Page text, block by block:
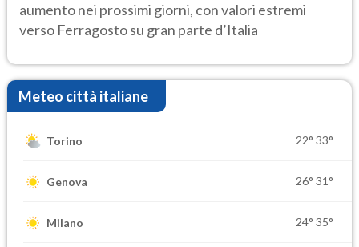
aumento nei prossimi giorni, con valori estremi
verso Ferragosto su gran parte d’Italia
Meteo città italiane
Torino 22° 33°
Genova 26° 31°
Milano 24° 35°